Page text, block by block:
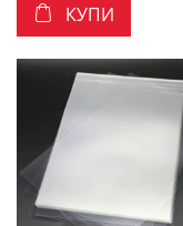
КУПИ